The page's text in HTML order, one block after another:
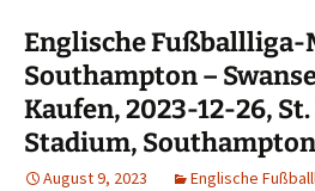
Englische
Southampton –
Kaufen, 2023-12-26, St.
Stadium,
August 9, 2023
Englische